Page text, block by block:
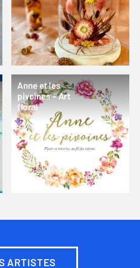
Anne et les
pivoines – Art
floral
ARTISTES